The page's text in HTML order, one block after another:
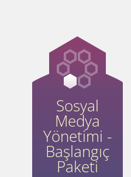
Sosyal
Medya
Yönetimi -
Başlangıç
Paketi